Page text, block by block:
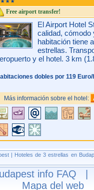
Free airport transfer!
El Airport Hotel
calidad, cómodo
habitación tiene
estrellas.
y el hotel. 3 km
dobles por 119
Más información sobre el hotel:
| Hoteles de 3 estrellas en
info FAQ
Mapa del web